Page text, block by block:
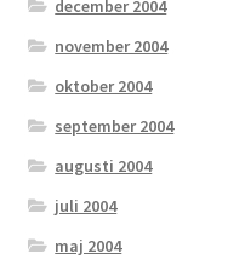
december 2004
november 2004
oktober 2004
september 2004
augusti 2004
juli 2004
maj 2004